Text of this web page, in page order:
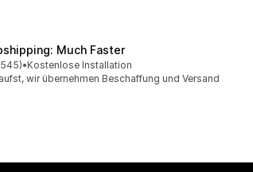
Much Faster
Sternen
insgesamt
•Kostenlose Installation
wir übernehmen Beschaffung und Versand